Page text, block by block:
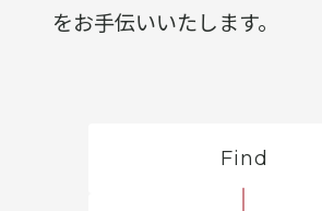
をお手伝いいたします。
Find